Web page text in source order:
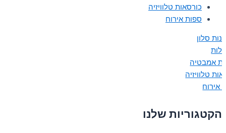
כורסאות טלוויזיה
ספות אירוח
סלון
אמבטיה
טלוויזיה
אירוח
הקטגוריות שלנו